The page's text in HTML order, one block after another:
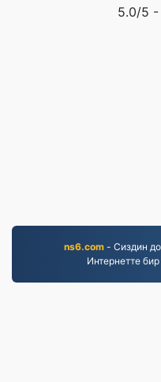
5.0/5 -
ns6.com- Сиздин
Интернетте